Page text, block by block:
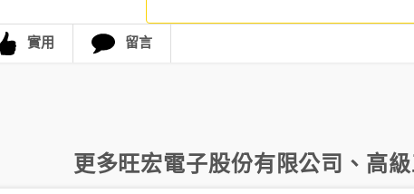
實用 留言
更多旺宏電子股份有限公司 、 高